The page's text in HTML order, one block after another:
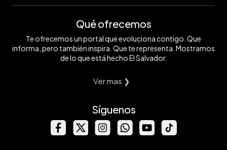
Qué ofrecemos
Te ofrecemos un portal que evoluciona contigo. Que
informa, pero también inspira. Que te representa. Mostramos
de lo que está hecho El Salvador.
Ver mas ❯
Síguenos